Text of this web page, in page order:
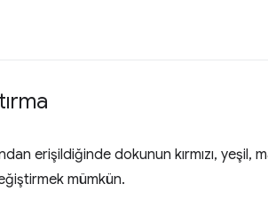
erişildiğinde dokunun kırmızı, yeşil,
mümkün.